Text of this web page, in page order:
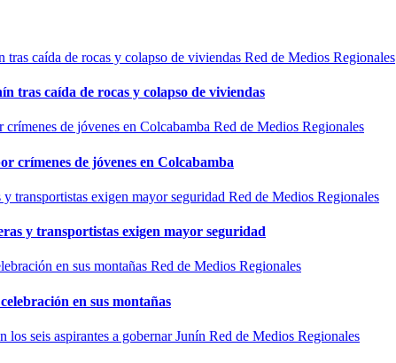
Red de Medios Regionales
tras caída de rocas y colapso de viviendas
Red de Medios Regionales
crímenes de jóvenes en Colcabamba
Red de Medios Regionales
y transportistas exigen mayor seguridad
Red de Medios Regionales
en sus montañas
Red de Medios Regionales